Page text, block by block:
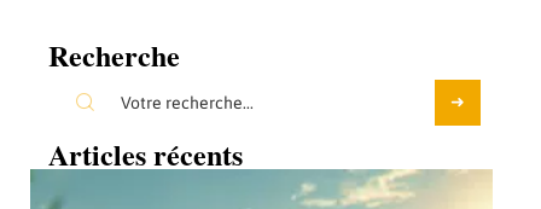
Recherche
Articles récents